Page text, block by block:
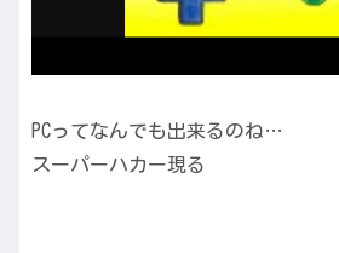
PCってなんでも出来るのね…
スーパーハカー現る